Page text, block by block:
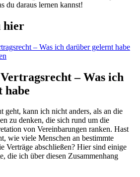
du daraus lernen kannst!
hier
– Was ich darüber gelernt habe
– Was ich
habe
geht, kann ich nicht anders, als an die
zu denken, die sich rund um die
von Vereinbarungen ranken. Hast
wie viele Menschen an bestimmte
Verträge abschließen? Hier sind einige
die ich über diesen Zusammenhang